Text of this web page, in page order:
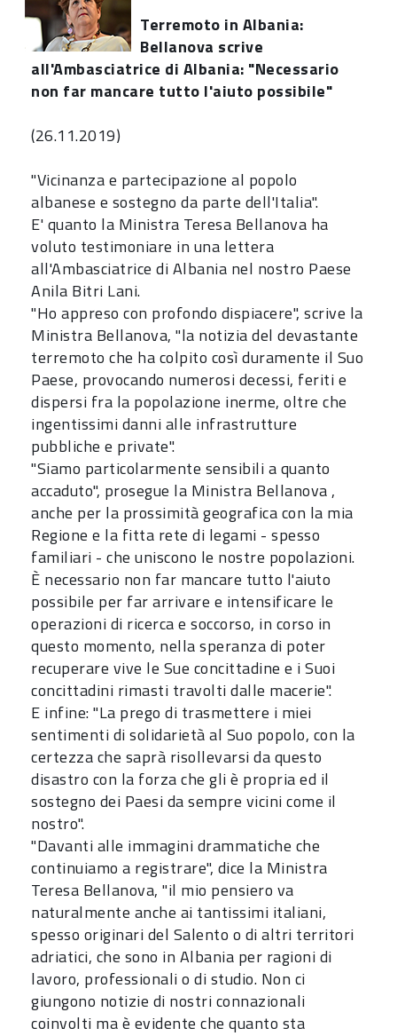
Terremoto in Albania:
Bellanova scrive
all'Ambasciatrice di Albania: "Necessario
non far mancare tutto l'aiuto possibile"
(26.11.2019)
"Vicinanza e partecipazione al popolo
albanese e sostegno da parte dell'Italia".
E' quanto la Ministra Teresa Bellanova ha
voluto testimoniare in una lettera
all'Ambasciatrice di Albania nel nostro Paese
Anila Bitri Lani.
"Ho appreso con profondo dispiacere", scrive la
Ministra Bellanova, "la notizia del devastante
terremoto che ha colpito così duramente il Suo
Paese, provocando numerosi decessi, feriti e
dispersi fra la popolazione inerme, oltre che
ingentissimi danni alle infrastrutture
pubbliche e private".
"Siamo particolarmente sensibili a quanto
accaduto", prosegue la Ministra Bellanova ,
anche per la prossimità geografica con la mia
Regione e la fitta rete di legami - spesso
familiari - che uniscono le nostre popolazioni.
È necessario non far mancare tutto l'aiuto
possibile per far arrivare e intensificare le
operazioni di ricerca e soccorso, in corso in
questo momento, nella speranza di poter
recuperare vive le Sue concittadine e i Suoi
concittadini rimasti travolti dalle macerie".
E infine: "La prego di trasmettere i miei
sentimenti di solidarietà al Suo popolo, con la
certezza che saprà risollevarsi da questo
disastro con la forza che gli è propria ed il
sostegno dei Paesi da sempre vicini come il
nostro".
"Davanti alle immagini drammatiche che
continuiamo a registrare", dice la Ministra
Teresa Bellanova, "il mio pensiero va
naturalmente anche ai tantissimi italiani,
spesso originari del Salento o di altri territori
adriatici, che sono in Albania per ragioni di
lavoro, professionali o di studio. Non ci
giungono notizie di nostri connazionali
coinvolti ma è evidente che quanto sta